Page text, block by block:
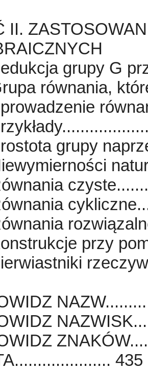
II.
grupy G
równania,
grupy
przy
435